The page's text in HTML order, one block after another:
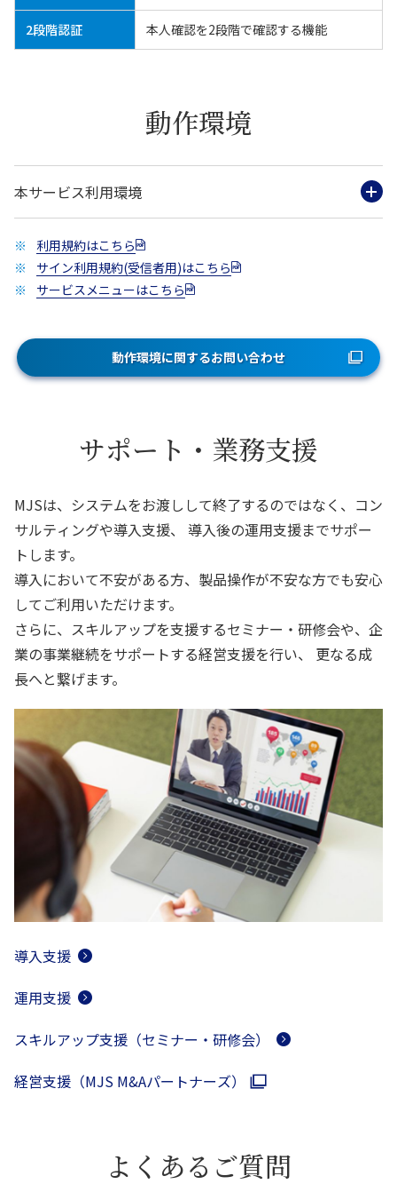
2段階認証 本人確認を2段階で確認する機能
動作環境
本サービス利用環境
利用規約はこちら
サイン利用規約(受信者用)はこちら
サービスメニューはこちら
動作環境に関するお問い合わせ
サポート・業務支援
MJSは、システムをお渡しして終了するのではなく、コン
サルティングや導入支援、
トします。
導入において不安がある方、製品操作が不安な方でも安心
してご利用いただけます。
さらに、スキルアップを支援するセミナー・研修会や、企
業の事業継続をサポートする経営支援を行い、
長へと繋げます。
導入支援
運用支援
スキルアップ支援（セミナー・研修会）
経営支援（MJS M&Aパートナーズ）
よくあるご質問